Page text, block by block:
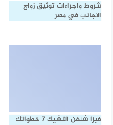
شروط واجراءات توثيق زواج
الاجانب في مصر
فيزا شنغن التشيك 7 خطواتك